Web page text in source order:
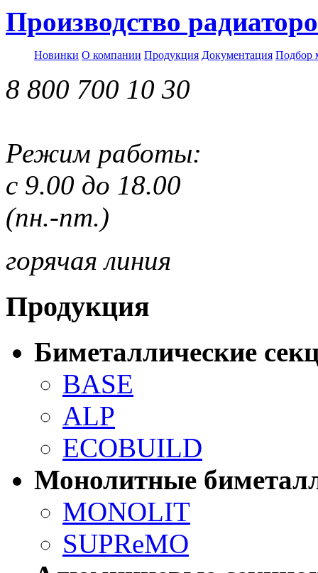
Производство
Новинки О компании Продукция Документация Подбор
8 800 700 10 30
Режим работы:
с 9.00 до 18.00
(пн.-пт.)
горячая линия
Продукция
Биметаллические
BASE
ALP
ECOBUILD
Монолитные
MONOLIT
SUPReMO